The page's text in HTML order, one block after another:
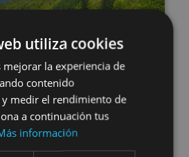
- 31 DIC
por las leyendas
Pirineo Navarro
utiliza cookies
mejorar la experiencia de
contenido
medir el rendimiento de
a continuación tus
información